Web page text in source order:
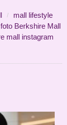
mall lifestyle
Berkshire Mall
mall instagram